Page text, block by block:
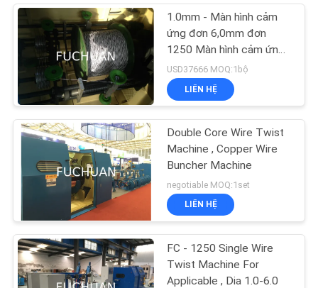
CÁC
TRƯỜNG
HỢP
SƠ
TRANG
WEB
PRIVACY
POLICY
1.0mm - Màn hình cảm
ứng đơn 6,0mm đơn
1250 Màn hình cảm ứng
+ Ly hợp từ điện từ
USD37666 MOQ:1bộ
LIÊN HỆ
Double Core Wire Twist
Machine , Copper Wire
Buncher Machine
negotiable MOQ:1set
LIÊN HỆ
FC - 1250 Single Wire
Twist Machine For
Applicable , Dia 1.0-6.0